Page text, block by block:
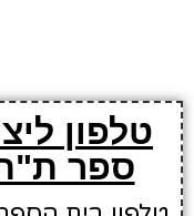
טלפון
ספר